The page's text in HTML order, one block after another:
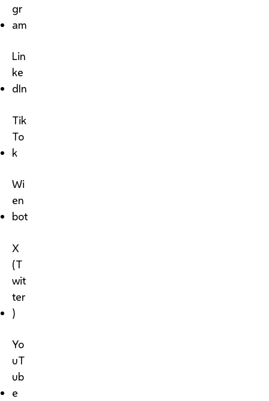
gr
am
Lin
ke
dIn
Tik
To
k
Wi
en
bot
X
(T
wit
ter
)
Yo
uT
ub
e